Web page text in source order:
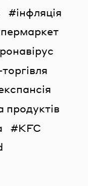
інфляція
продуктів
KFC